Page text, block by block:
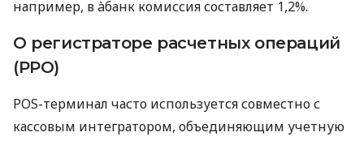
например, в àбанк комиссия составляет 1,2%.
О регистраторе расчетных операций
(РРО)
POS-терминал часто используется совместно с
кассовым интегратором, объединяющим учетную